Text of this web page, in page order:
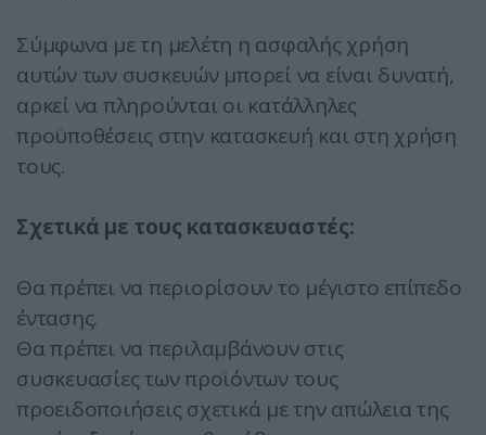
Σύμφωνα με τη μελέτη η ασφαλής χρήση
αυτών των συσκευών μπορεί να είναι δυνατή,
αρκεί να πληρούνται οι κατάλληλες
προϋποθέσεις στην κατασκευή και στη χρήση
τους.
Σχετικά με τους κατασκευαστές:
Θα πρέπει να περιορίσουν το μέγιστο επίπεδο
έντασης.
Θα πρέπει να περιλαμβάνουν στις
συσκευασίες των προϊόντων τους
προειδοποιήσεις σχετικά με την απώλεια της